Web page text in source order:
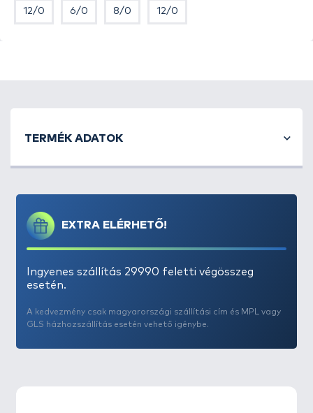
12/0 6/0 8/0 12/0
EXTRA ELÉRHETŐ!
Ingyenes szállítás 29990 feletti végösszeg
esetén.
A kedvezmény csak magyarországi szállítási cím és MPL vagy
GLS házhozszállítás esetén vehető igénybe.
TERMÉK ADATOK